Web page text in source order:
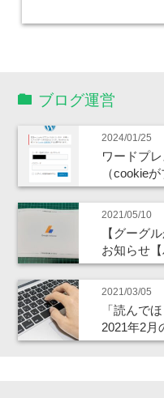
ブログ運営
2024/01/25
ワードプ
（cookie
2021/05/10
【グーグ
お知らせ【
2021/03/05
「読んで
2021年2月